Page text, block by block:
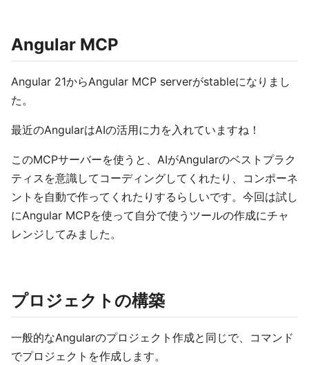
Angular MCP
Angular 21からAngular MCP serverがstableになりまし
た。
最近のAngularはAIの活用に力を入れていますね！
このMCPサーバーを使うと、AIがAngularのベストプラク
ティスを意識してコーディングしてくれたり、コンポーネ
ントを自動で作ってくれたりするらしいです。今回は試し
にAngular MCPを使って自分で使うツールの作成にチャ
レンジしてみました。
プロジェクトの構築
一般的なAngularのプロジェクト作成と同じで、コマンド
でプロジェクトを作成します。